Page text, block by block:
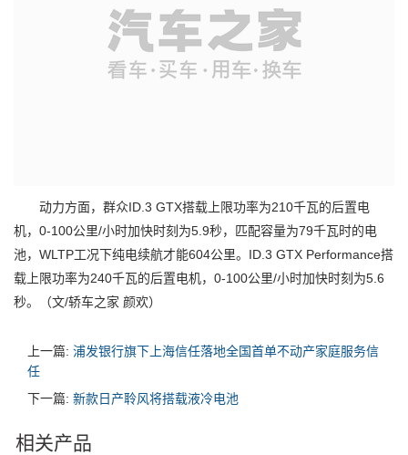
动力方面，群众ID.3 GTX搭载上限功率为210千瓦的后置电
机，0-100公里/小时加快时刻为5.9秒，匹配容量为79千瓦时的电
池，WLTP工况下纯电续航才能604公里。ID.3 GTX Performance搭
载上限功率为240千瓦的后置电机，0-100公里/小时加快时刻为5.6
秒。（文/轿车之家 颜欢）
上一篇: 浦发银行旗下上海信任落地全国首单不动产家庭服务信
任
下一篇: 新款日产聆风将搭载液冷电池
相关产品